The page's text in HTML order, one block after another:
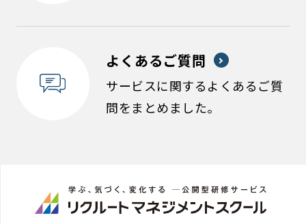
よくあるご質問
サービスに関するよくあるご質
問をまとめました。